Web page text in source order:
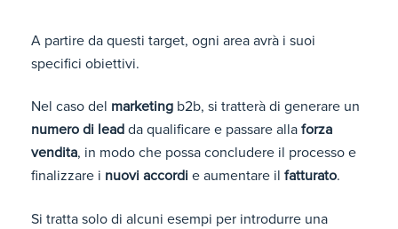
A partire da questi target, ogni area avrà i suoi
specifici obiettivi.
Nel caso del marketing b2b, si tratterà di generare un
numero di lead da qualificare e passare alla forza
vendita, in modo che possa concludere il processo e
finalizzare i nuovi accordi e aumentare il fatturato.
Si tratta solo di alcuni esempi per introdurre una